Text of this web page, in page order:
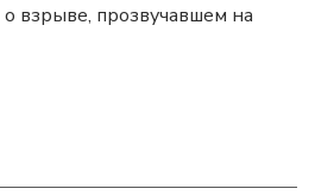
взрыве, прозвучавшем на